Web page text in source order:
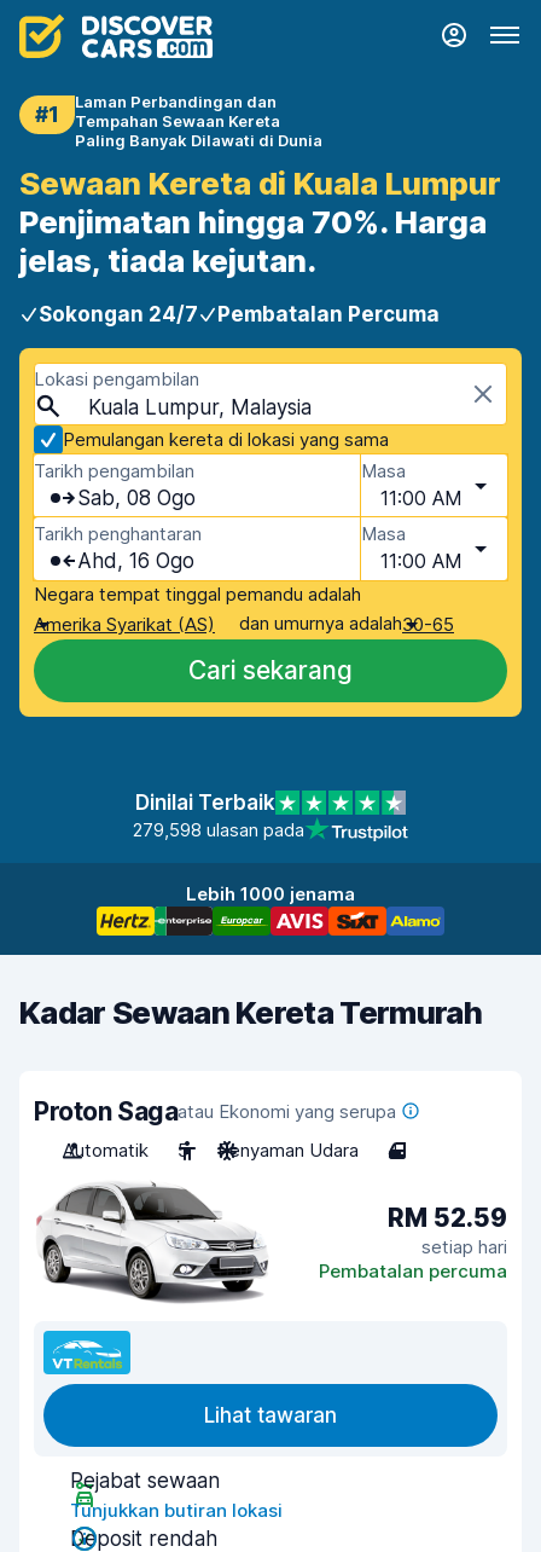
#1
Laman Perbandingan dan
Tempahan Sewaan Kereta
Paling Banyak Dilawati di Dunia
Sewaan Kereta di Kuala Lumpur
Penjimatan hingga 70%. Harga
jelas, tiada kejutan.
Sokongan 24/7 Pembatalan Percuma
Lokasi pengambilan
Kuala Lumpur, Malaysia
Pemulangan kereta di lokasi yang sama
Tarikh pengambilan
Sab, 08 Ogo
Masa
11:00 AM
Tarikh penghantaran
Ahd, 16 Ogo
Masa
11:00 AM
Negara tempat tinggal pemandu adalah
Amerika Syarikat (AS)
dan umurnya adalah30-65
Cari sekarang
Dinilai Terbaik
279,598 ulasan pada
Lebih 1000 jenama
Kadar Sewaan Kereta Termurah
Proton Sagaatau Ekonomi yang serupa
Automatik
5 Penyaman Udara 4
RM 52.59
setiap hari
Pembatalan percuma
Lihat tawaran
Pejabat sewaan
Tunjukkan butiran lokasi
Deposit rendah